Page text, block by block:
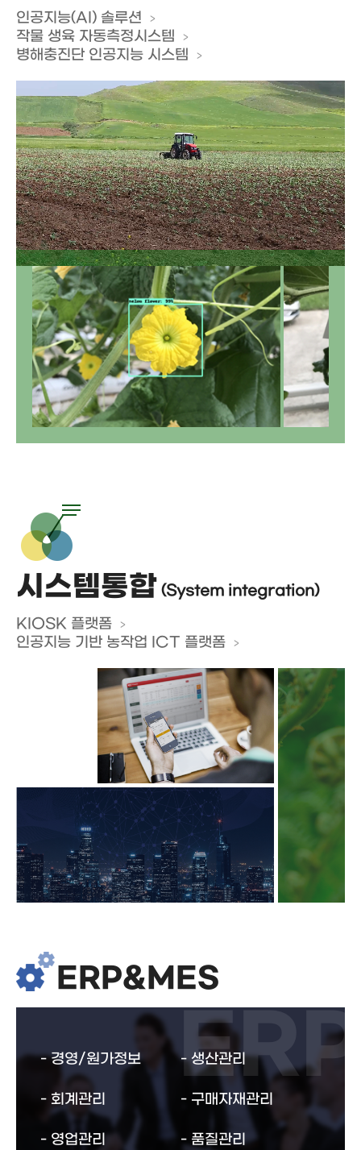
인공지능(AI) 솔루션
작물 생육 자동측정시스템
병해충진단 인공지능 시스템
시스템통합 (System integration)
KIOSK 플랫폼
인공지능 기반 농작업 ICT 플랫폼
ERP&MES
경영/원가정보 생산관리
회계관리 구매자재관리
영업관리 품질관리